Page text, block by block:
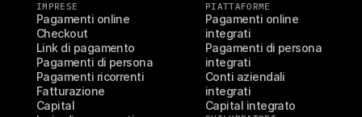
IMPRESE
Pagamenti online
Checkout
Link di pagamento
Pagamenti di persona
Pagamenti ricorrenti
Fatturazione
Capital
PIATTAFORME
Pagamenti online
integrati
Pagamenti di persona
integrati
Conti aziendali
integrati
Capital integrato